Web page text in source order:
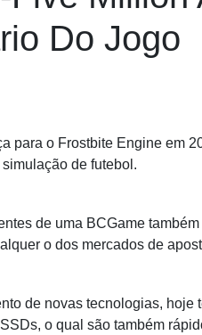
Do Jogo
para o Frostbite Engine em
de futebol.
de uma BCGame
o dos mercados de
de novas tecnologias,
o qual são também